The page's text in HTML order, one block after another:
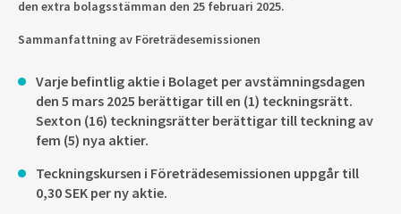
den extra bolagsstämman den 25 februari 2025.
Sammanfattning av Företrädesemissionen
Varje befintlig aktie i Bolaget per avstämningsdagen
den 5 mars 2025 berättigar till en (1) teckningsrätt.
Sexton (16) teckningsrätter berättigar till teckning av
fem (5) nya aktier.
Teckningskursen i Företrädesemissionen uppgår till
0,30 SEK per ny aktie.